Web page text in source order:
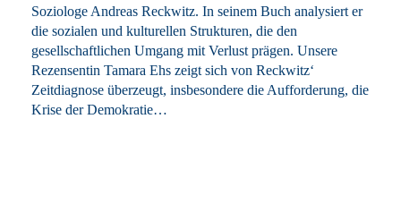
Soziologe Andreas Reckwitz. In seinem Buch analysiert er
die sozialen und kulturellen Strukturen, die den
gesellschaftlichen Umgang mit Verlust prägen. Unsere
Rezensentin Tamara Ehs zeigt sich von Reckwitz‘
Zeitdiagnose überzeugt, insbesondere die Aufforderung, die
Krise der Demokratie…